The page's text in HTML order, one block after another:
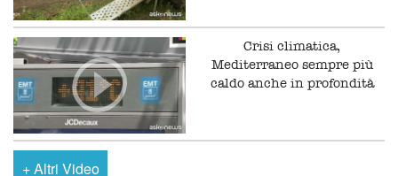
Crisi climatica,
Mediterraneo sempre più
caldo anche in profondità
+Altri Video